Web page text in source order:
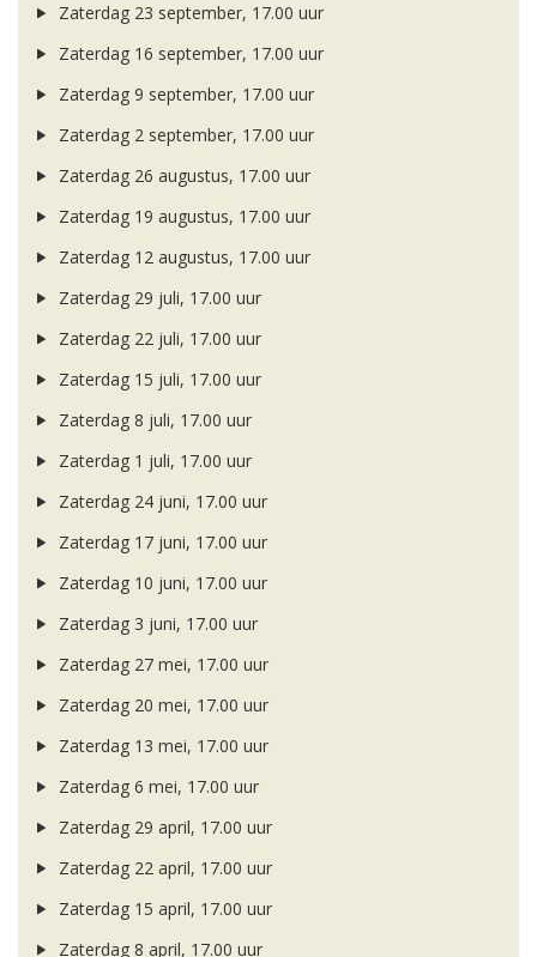
Zaterdag 23 september, 17.00 uur
Zaterdag 16 september, 17.00 uur
Zaterdag 9 september, 17.00 uur
Zaterdag 2 september, 17.00 uur
Zaterdag 26 augustus, 17.00 uur
Zaterdag 19 augustus, 17.00 uur
Zaterdag 12 augustus, 17.00 uur
Zaterdag 29 juli, 17.00 uur
Zaterdag 22 juli, 17.00 uur
Zaterdag 15 juli, 17.00 uur
Zaterdag 8 juli, 17.00 uur
Zaterdag 1 juli, 17.00 uur
Zaterdag 24 juni, 17.00 uur
Zaterdag 17 juni, 17.00 uur
Zaterdag 10 juni, 17.00 uur
Zaterdag 3 juni, 17.00 uur
Zaterdag 27 mei, 17.00 uur
Zaterdag 20 mei, 17.00 uur
Zaterdag 13 mei, 17.00 uur
Zaterdag 6 mei, 17.00 uur
Zaterdag 29 april, 17.00 uur
Zaterdag 22 april, 17.00 uur
Zaterdag 15 april, 17.00 uur
Zaterdag 8 april, 17.00 uur